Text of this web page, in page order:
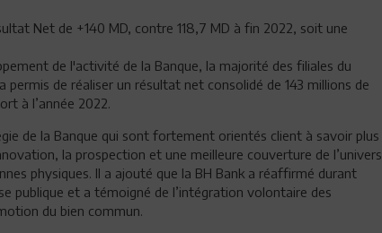
Net de +140 MD, contre 118,7 MD à fin 2022, soit une
de l'activité de la Banque, la majorité des filiales du
de réaliser un résultat net consolidé de 143 millions de
à l’année 2022.
de la Banque qui sont fortement orientés client à savoir plus
la prospection et une meilleure couverture de l’univers
physiques. Il a ajouté que la BH Bank a réaffirmé durant
publique et a témoigné de l’intégration volontaire des
du bien commun.